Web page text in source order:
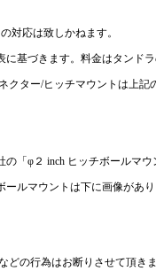
対応は致しかねます。
基づきます。料金はタンド
ター/ヒッチマウントは上記
「φ２ inch ヒッチボールマ
ールマウントは下に画像があ
の行為はお断りさせて頂き